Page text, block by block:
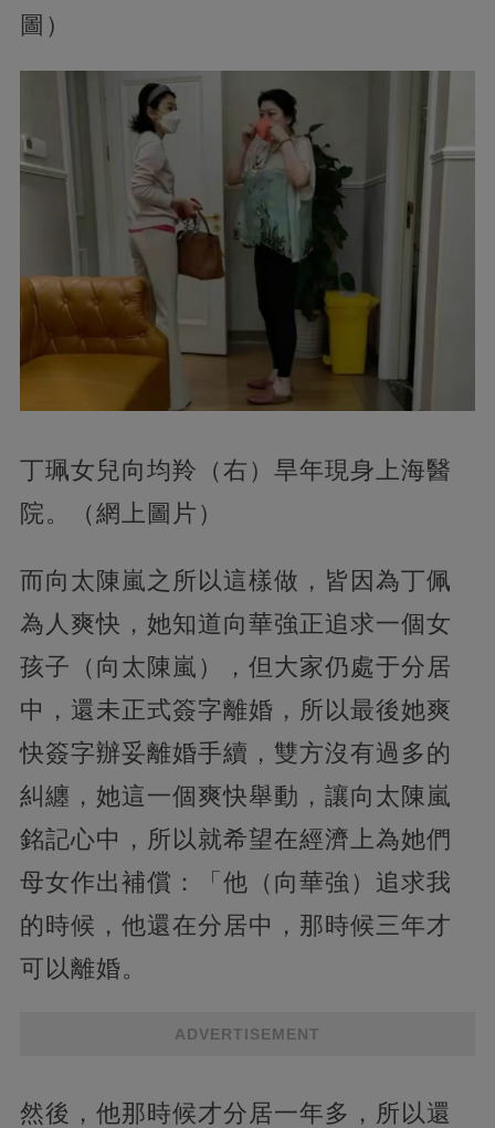
圖）
丁珮女兒向均羚（右）旱年現身上海醫
院。（網上圖片）
而向太陳嵐之所以這樣做，皆因為丁佩
為人爽快，她知道向華強正追求一個女
孩子（向太陳嵐），但大家仍處于分居
中，還未正式簽字離婚，所以最後她爽
快簽字辦妥離婚手續，雙方沒有過多的
糾纏，她這一個爽快舉動，讓向太陳嵐
銘記心中，所以就希望在經濟上為她們
母女作出補償：「他（向華強）追求我
的時候，他還在分居中，那時候三年才
可以離婚。
ADVERTISEMENT
然後，他那時候才分居一年多，所以還